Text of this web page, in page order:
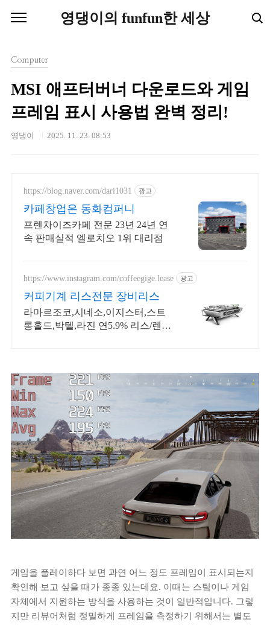
영댕이의 funfun한 세상
Computer
MSI 애프터버너 다운로드와 게임
프레임 표시 사용법 완벽 정리!
영댕이 2025. 11. 23. 08:53
https://blog.naver.com/dari1031 광고
카페창업은 동화컴퍼니
프렌차이즈카페 전문 23년 24년 연
속 판매실적 엘로치오 1위 대리점
https://www.instagram.com/coffeegige.lease 광고
커피기계 리스전문 장비리스
라마르조코,시네소,이지스터,스트
롱홀드,박텔,라진 연5.9% 리스/렌탈
게임을 플레이하다 보면 과연 어느 정도 프레임이 표시되는지
확인해 보고 싶을 때가 종종 있는데요. 이때는 스팀이나 게임
자체에서 지원하는 방식을 사용하는 것이 일반적입니다. 그렇
지만 리뷰어처럼 정밀하게 프레임을 측정하기 위해서는 별도